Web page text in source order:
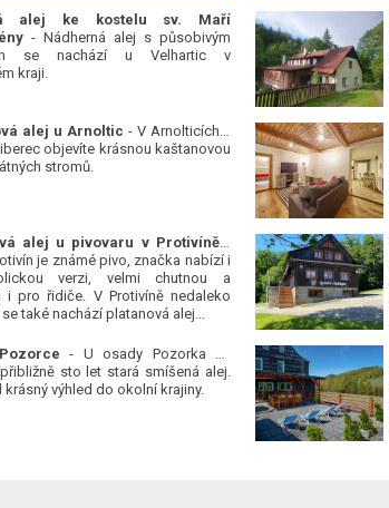
alej ke kostelu sv. Maří
- Nádherná alej s působivým
se nachází u Velhartic v
kraji.
alej u Arnoltic - V Arnolticích v
objevíte krásnou kaštanovou
stromů.
Platanová alej u pivovaru v Protivíně-
je známé pivo, značka nabízí i
verzi, velmi chutnou a
i pro řidiče. V Protivíně nedaleko
také nachází platanová alej...
- U osady Pozorka se
sto let stará smíšená alej.
výhled do okolní krajiny.